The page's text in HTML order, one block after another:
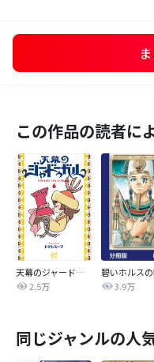
この作品の読者に
天幕のジャードゥーガル
2.5万
3.9万
同じジャンルの人